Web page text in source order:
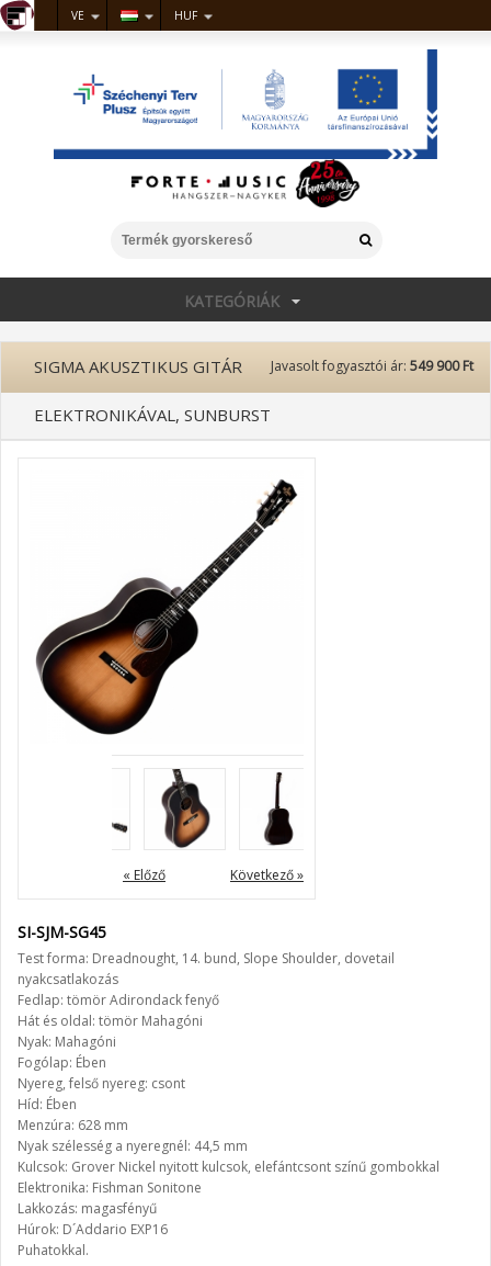
VE HUF
KATEGÓRIÁK
Javasolt fogyasztói ár: 549 900 Ft
SIGMA AKUSZTIKUS GITÁR
ELEKTRONIKÁVAL, SUNBURST
« Előző Következő »
SI-SJM-SG45
Test forma: Dreadnought, 14. bund, Slope Shoulder, dovetail
nyakcsatlakozás
Fedlap: tömör Adirondack fenyő
Hát és oldal: tömör Mahagóni
Nyak: Mahagóni
Fogólap: Ében
Nyereg, felső nyereg: csont
Híd: Ében
Menzúra: 628 mm
Nyak szélesség a nyeregnél: 44,5 mm
Kulcsok: Grover Nickel nyitott kulcsok, elefántcsont színű gombokkal
Elektronika: Fishman Sonitone
Lakkozás: magasfényű
Húrok: D´Addario EXP16
Puhatokkal.